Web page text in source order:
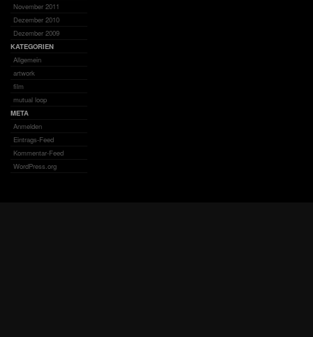
November 2011
Dezember 2010
Dezember 2009
KATEGORIEN
Allgemein
artwork
film
mutual loop
META
Anmelden
Eintrags-Feed
Kommentar-Feed
WordPress.org